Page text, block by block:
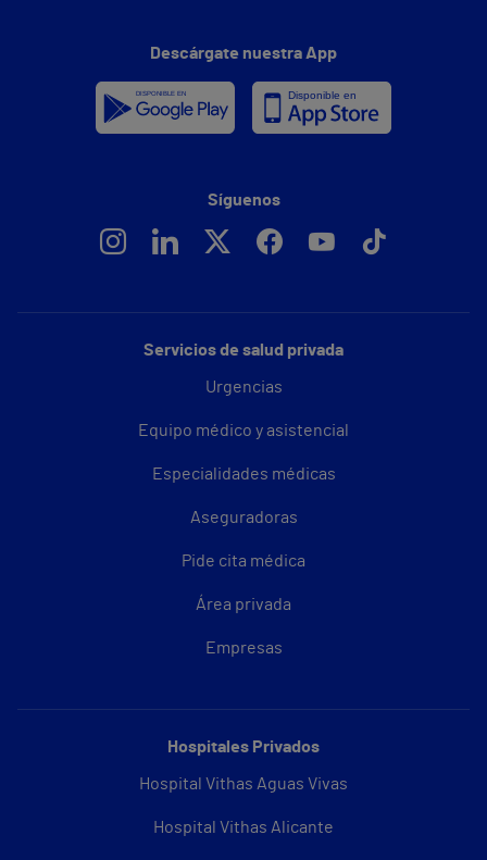
Servicios de salud privada
Urgencias
Equipo médico y asistencial
Especialidades médicas
Aseguradoras
Pide cita médica
Área privada
Empresas
Hospitales Privados
Hospital Vithas Aguas Vivas
Hospital Vithas Alicante
Descárgate nuestra App
Síguenos